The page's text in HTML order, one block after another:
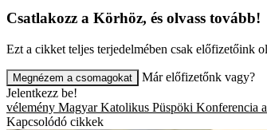
Csatlakozz a Körhöz, és olvass tovább!
Ezt a cikket teljes terjedelmében csak előfizetőink
Megnézem a csomagokat
Már előfizetőnk vagy?
Jelentkezz be!
vélemény Magyar Katolikus Püspöki Konferencia
Kapcsolódó cikkek